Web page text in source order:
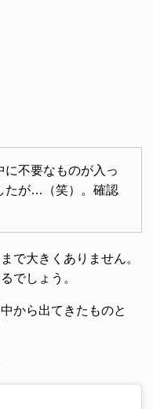
に不要なものが入っ
たが…（笑）。確認
で大きくありません。
でしょう。
から出てきたものと